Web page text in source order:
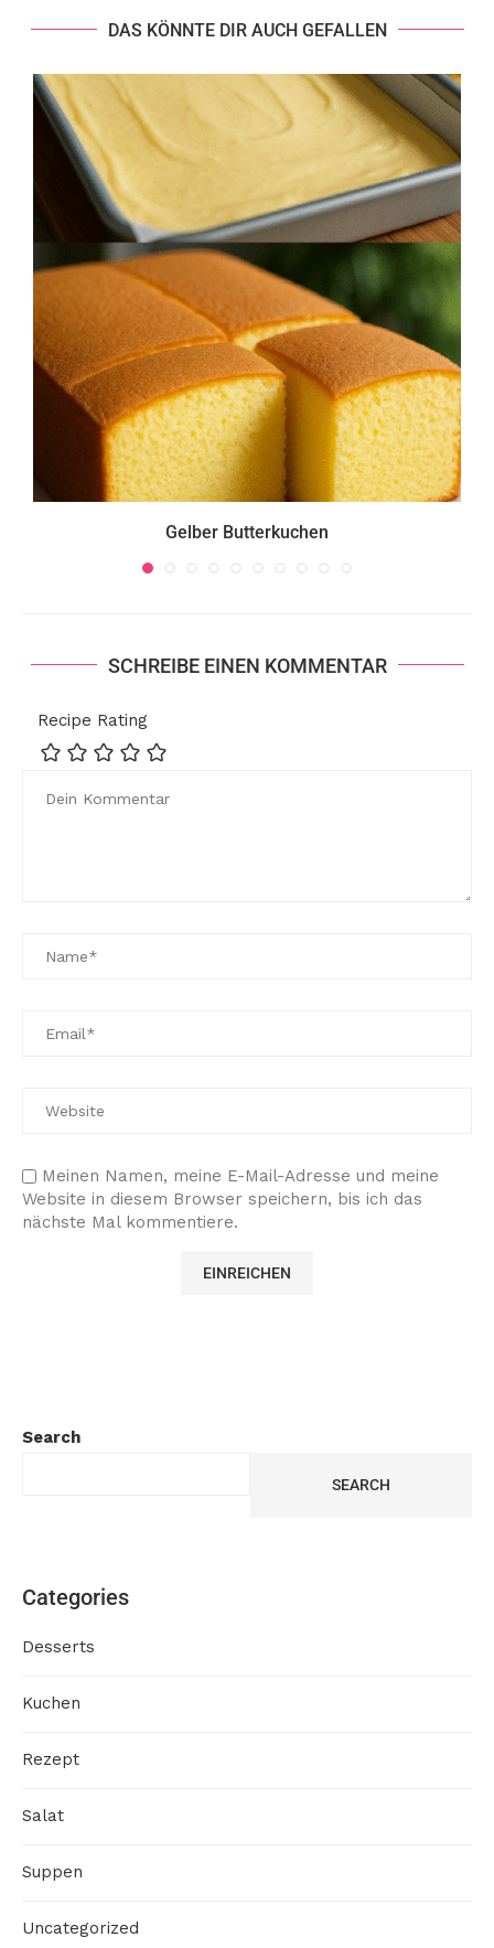
DAS KÖNNTE DIR AUCH GEFALLEN
Gelber Butterkuchen
SCHREIBE EINEN KOMMENTAR
Recipe Rating
Meinen Namen, meine E-Mail-Adresse und meine
Website in diesem Browser speichern, bis ich das
nächste Mal kommentiere.
Search
SEARCH
Categories
Desserts
Kuchen
Rezept
Salat
Suppen
Uncategorized